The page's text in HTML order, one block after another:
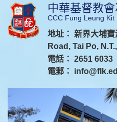
中華基督教
CCC Fung Leung
地址： 新界大埔
Road, Tai Po,
電話： 2651 6033
電郵：